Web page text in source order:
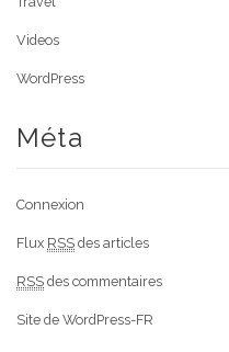
Videos
WordPress
Méta
Connexion
Flux RSS des articles
RSS des commentaires
Site de WordPress-FR